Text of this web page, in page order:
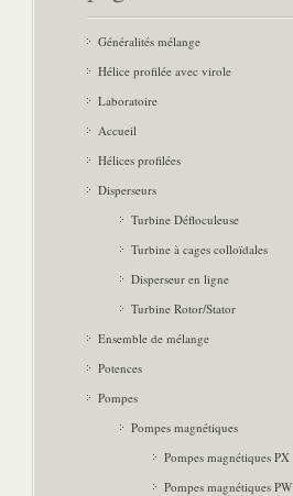
Généralités mélange
Hélice profilée avec virole
Laboratoire
Accueil
Hélices profilées
Disperseurs
Turbine Défloculeuse
Turbine à cages colloïdales
Disperseur en ligne
Turbine Rotor/Stator
Ensemble de mélange
Potences
Pompes
Pompes magnétiques
Pompes magnétiques PX
Pompes magnétiques PW